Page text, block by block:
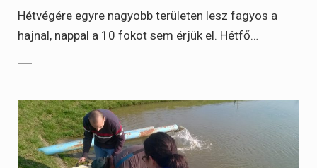
Hétvégére egyre nagyobb területen lesz fagyos a
hajnal, nappal a 10 fokot sem érjük el. Hétfő…